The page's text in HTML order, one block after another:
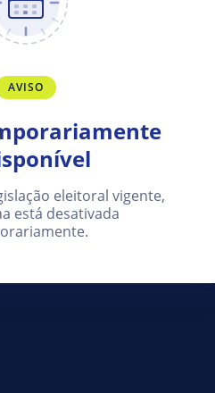
AVISO
eleitoral vigente,
está desativada